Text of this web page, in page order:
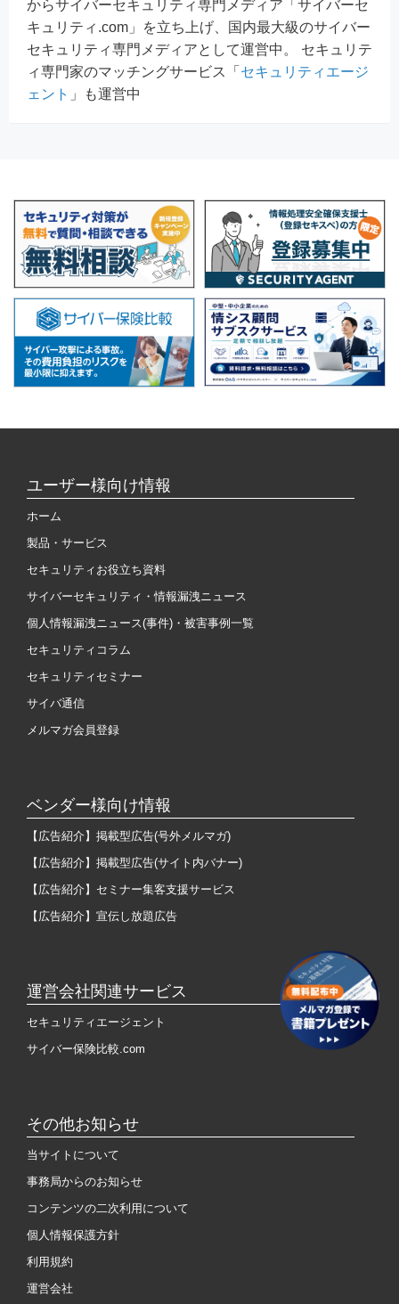
からサイバーセキュリティ専門メディア「サイバーセ
キュリティ.com」を立ち上げ、国内最大級のサイバー
セキュリティ専門メディアとして運営中。 セキュリテ
ィ専門家のマッチングサービス「 セキュリティエージ
ェント 」も運営中
ユーザー様向け情報
ホーム
製品・サービス
セキュリティお役立ち資料
サイバーセキュリティ・情報漏洩ニュース
個人情報漏洩ニュース(事件)・被害事例一覧
セキュリティコラム
セキュリティセミナー
サイバ通信
メルマガ会員登録
ベンダー様向け情報
【広告紹介】掲載型広告(号外メルマガ)
【広告紹介】掲載型広告(サイト内バナー)
【広告紹介】セミナー集客支援サービス
【広告紹介】宣伝し放題広告
運営会社関連サービス
セキュリティエージェント
サイバー保険比較.com
その他お知らせ
当サイトについて
事務局からのお知らせ
コンテンツの二次利用について
個人情報保護方針
利用規約
運営会社